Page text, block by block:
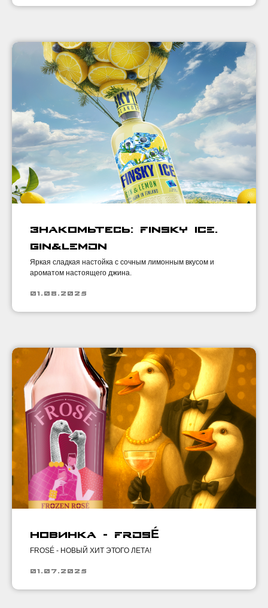
Знакомьтесь: FINSKY ICE.
GIN&LEMON
Яркая сладкая настойка с сочным лимонным вкусом и
ароматом настоящего джина.
01.08.2025
Новинка - FROSÉ
FROSÉ - НОВЫЙ ХИТ ЭТОГО ЛЕТА!
01.07.2025